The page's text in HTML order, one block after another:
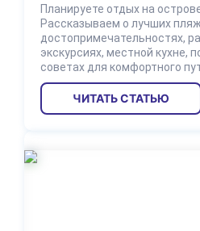
Планируете отдых на
Рассказываем о лучших
достопримечательностях,
экскурсиях, местной кухне,
советах для комфортного
Вьетнам.
ЧИТАТЬ СТАТЬЮ